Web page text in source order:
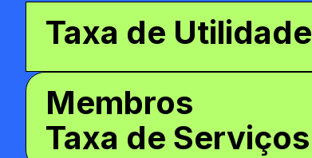
Taxa de Utilidade
Membros
Taxa de Serviços